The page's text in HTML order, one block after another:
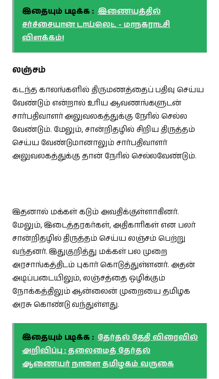
இதையும் படிக்க : இணையத்தில்
சர்ச்சையான டாய்லெட் - மாநகராட்சி
விளக்கம்!
லஞ்சம்
கடந்த காலங்களில் திருமணத்தைப் பதிவு செய்ய
வேண்டும் என்றால் உரிய ஆவணங்களுடன்
சார்பதிவாளர் அலுவலகத்துக்கு நேரில் செல்ல
வேண்டும். மேலும், சான்றிதழில் சிறிய திருத்தம்
செய்ய வேண்டுமானாலும் சார்பதிவாளர்
அலுவலகத்துக்கு தான் நேரில் செல்லவேண்டும்.
இதனால் மக்கள் கடும் அவதிக்குள்ளாகினர்.
மேலும், இடைத்தரகர்கள், அதிகாரிகள் என பலர்
சான்றிதழில் திருத்தம் செய்ய லஞ்சம் பெற்று
வந்தனர். இதுகுறித்து மக்கள் பல முறை
அரசாங்கத்திடம் புகார் கொடுத்துள்ளனர். அதன்
அடிப்படையிலும், லஞ்சத்தை ஒழிக்கும்
நோக்கத்திலும் ஆன்லைன் முறையை தமிழக
அரசு கொண்டு வந்துள்ளது.
இதையும் படிக்க : தேர்தல் தேதி விரைவில்
அறிவிப்பு : தலைமைத் தேர்தல்
ஆணையர் நாளை தமிழகம் வருகை